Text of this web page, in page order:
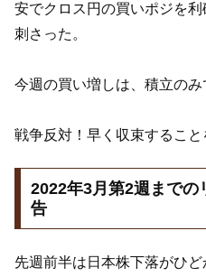
安でクロス円の買いポジを
刺さった。
今週の買い増しは、積立のみ
戦争反対！早く収束すること
2022年3月第2週までの
告
先週前半は日本株下落がひ